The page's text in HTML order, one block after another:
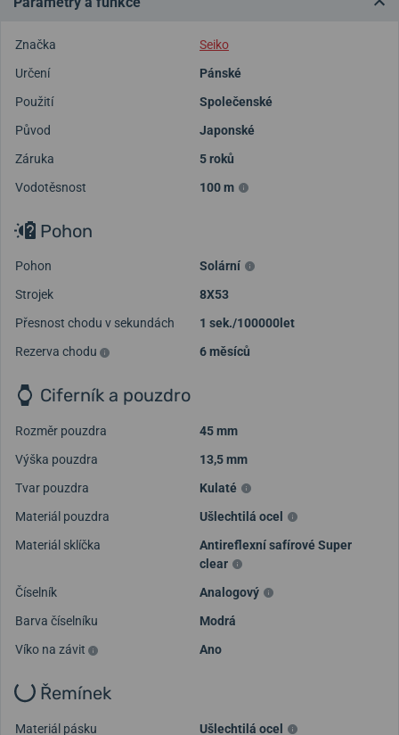
Načíst další videa
Značka
Seiko
Určení
Pánské
Použití
Společenské
Původ
Japonské
Záruka
5 roků
Vodotěsnost
100 m
Pohon
Pohon
Solární
Strojek
8X53
Přesnost chodu v sekundách
1 sek./100000let
Rezerva chodu
6 měsíců
Ciferník a pouzdro
Rozměr pouzdra
45 mm
Výška pouzdra
13,5 mm
Tvar pouzdra
Kulaté
Materiál pouzdra
Ušlechtilá ocel
Materiál sklíčka
Antireflexní safírové Super
clear
Číselník
Analogový
Barva číselníku
Modrá
Víko na závit
Ano
Řemínek
Materiál pásku
Ušlechtilá ocel